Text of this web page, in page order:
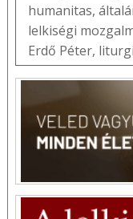
humanitas,
lelkiségi
Erdő Péter,